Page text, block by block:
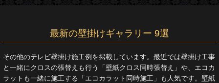
最新の壁掛けギャラリー 9選
その他のテレビ壁掛け施工例を掲載しています。最近では壁掛け工事
と一緒にクロスの張替えも行う「壁紙クロス同時張替え」や、エコカ
ラットも一緒に施工する「エコカラット同時施工」も人気です。壁紙